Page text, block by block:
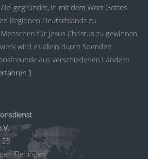
gegründet, in mit dem Wort Gottes
Regionen Deutschlands zu
für Jesus Christus zu gewinnen.
wird es allein durch Spenden
aus verschiedenen Ländern
]
25
Flehingen